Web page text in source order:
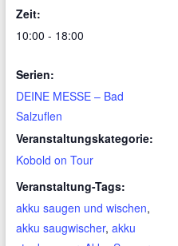
Zeit:
10:00 - 18:00
Serien:
DEINE MESSE – Bad
Salzuflen
Veranstaltungskategorie:
Kobold on Tour
Veranstaltung-Tags:
akku saugen und wischen,
akku saugwischer, akku